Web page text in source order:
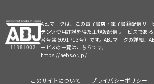
ABJマークは、この電子書店・電子書籍配信サ
テンツ使用許諾を得た正規版配信サービスであ
番号 第6091713号）です。ABJマークの詳細、
ービスの一覧はこちらです。
https://aebs.or.jp/
このサイトについて プライバシーポリシー